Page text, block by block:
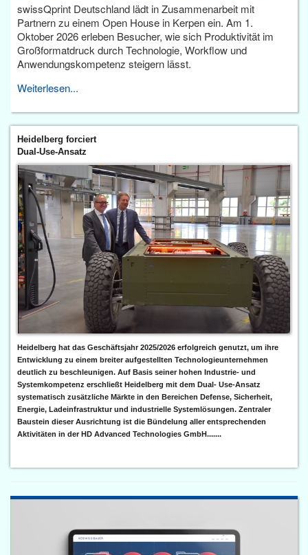
swissQprint Deutschland lädt in Zusammenarbeit mit
Partnern zu einem Open House in Kerpen ein. Am 1.
Oktober 2026 erleben Besucher, wie sich Produktivität im
Großformatdruck durch Technologie, Workflow und
Anwendungskompetenz steigern lässt.
Weiterlesen...
Heidelberg forciert
Dual-Use-Ansatz
Heidelberg hat das Geschäftsjahr 2025/2026 erfolgreich genutzt, um ihre
Entwicklung zu einem breiter aufgestellten Technologieunternehmen
deutlich zu beschleunigen. Auf Basis seiner hohen Industrie- und
Systemkompetenz erschließt Heidelberg mit dem Dual- Use-Ansatz
systematisch zusätzliche Märkte in den Bereichen Defense, Sicherheit,
Energie, Ladeinfrastruktur und industrielle Systemlösungen. Zentraler
Baustein dieser Ausrichtung ist die Bündelung aller entsprechenden
Aktivitäten in der HD Advanced Technologies GmbH.......